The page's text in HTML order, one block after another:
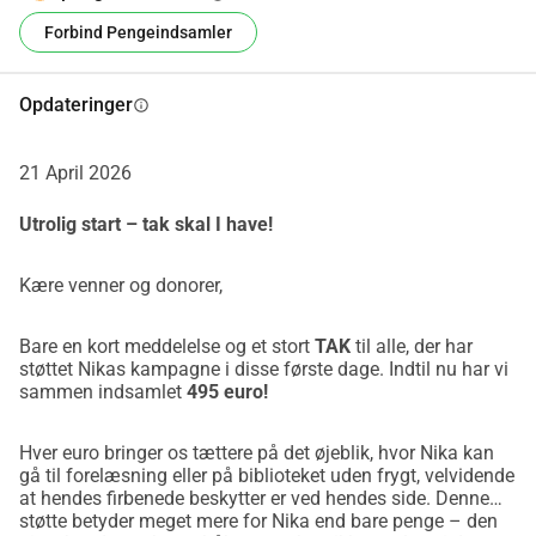
muligheden for at genvinde sin autonomi, føle sig sikker i
sit daglige liv, og succesfuldt afslutte sin uddannelse.
henne med at nå det livsændrende mål.
----------
En Pote der Betyder Liv: Lad os hjælpe Nika i hendes
Nika er en dedikeret studine af bioinformatik i Slovenien.
hendes hverdag præget af usynlige, men svære
udfordringer. Nika lever med PTSD og uforudsigelige
anfald, tilstande der gør dagligdags aktiviteter som at gå til
og usikre.
Panikanfald og pludselige episoder er for Nika ikke bare et
helbredsproblem, men barrierer for hendes uafhængighed
Forbind Pengeindsamler
Opdateringerinfo
21 April 2026
Utrolig start – tak skal I have!
Kære venner og donorer,
Bare en kort meddelelse og et stort TAK til alle, der har
støttet Nikas kampagne i disse første dage. Indtil nu har vi
sammen indsamlet 495 euro!
Hver euro bringer os tættere på det øjeblik, hvor Nika kan
gå til forelæsning eller på biblioteket uden frygt, velvidende
at hendes firbenede beskytter er ved hendes side. Denne
støtte betyder meget mere for Nika end bare penge – den